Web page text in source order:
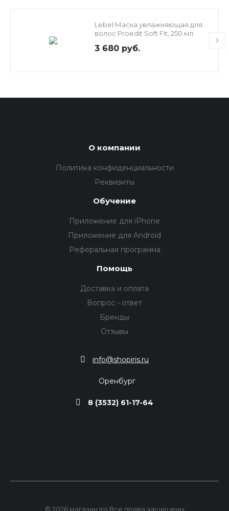
Lebel Маска увлажняющая для
волос Proedit Soft Fit, 250 мл
3 680 руб.
О компании
Политика конфиденциальности
Реквизиты
Обучение
Приложение для iPhone
Приложение для Android
Реферальная программа
Помощь
Доставка и оплата
Вопрос - ответ
Бренды
Отзывы
info@shopiris.ru
Оренбург
8 (3532) 61-17-64
© 2026 магазин Iris Все права защищены